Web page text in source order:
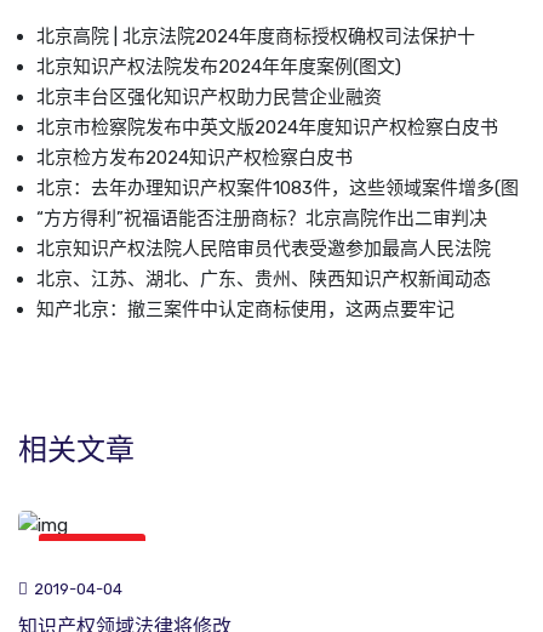
北京高院 | 北京法院2024年度商标授权确权司法保护十
北京知识产权法院发布2024年年度案例(图文)
北京丰台区强化知识产权助力民营企业融资
北京市检察院发布中英文版2024年度知识产权检察白皮书
北京检方发布2024知识产权检察白皮书
北京：去年办理知识产权案件1083件，这些领域案件增多(图
“方方得利”祝福语能否注册商标？北京高院作出二审判决
北京知识产权法院人民陪审员代表受邀参加最高人民法院
北京、江苏、湖北、广东、贵州、陕西知识产权新闻动态
知产北京：撤三案件中认定商标使用，这两点要牢记
相关文章
2019-04-04
知识产权领域法律将修改